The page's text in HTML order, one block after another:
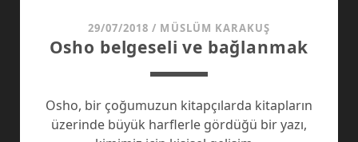
29/07/2018 / MÜSLÜM KARAKUŞ
Osho belgeseli ve bağlanmak
Osho, bir çoğumuzun kitapçılarda kitapların
üzerinde büyük harflerle gördüğü bir yazı,